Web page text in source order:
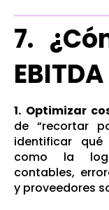
7.
1. Optimizar
de “recortar
identificar
como la
contables,
y proveedores